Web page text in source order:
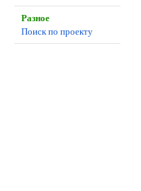
Разное
Поиск по проекту